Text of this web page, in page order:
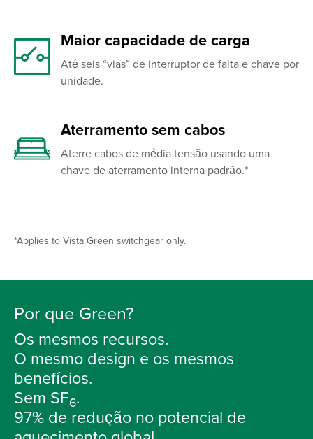
Maior capacidade de carga
Até seis “vias” de interruptor de falta e chave por
unidade.
Aterramento sem cabos
Aterre cabos de média tensão usando uma
chave de aterramento interna padrão.*
*Applies to Vista Green switchgear only.
Por que Green?
Os mesmos recursos.
O mesmo design e os mesmos
benefícios.
Sem SF6.
97% de redução no potencial de